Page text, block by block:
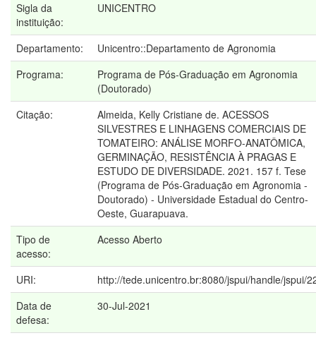
Sigla da
instituição:
UNICENTRO
Departamento:
Unicentro::Departamento de Agronomia
Programa:
Programa de Pós-Graduação em Agronomia
(Doutorado)
Citação:
Almeida, Kelly Cristiane de. ACESSOS
SILVESTRES E LINHAGENS COMERCIAIS DE
TOMATEIRO: ANÁLISE MORFO-ANATÔMICA,
GERMINAÇÃO, RESISTÊNCIA À PRAGAS E
ESTUDO DE DIVERSIDADE. 2021. 157 f. Tese
(Programa de Pós-Graduação em Agronomia -
Doutorado) - Universidade Estadual do Centro-
Oeste, Guarapuava.
Tipo de
acesso:
Acesso Aberto
URI:
http://tede.unicentro.br:8080/jspui/handle/jspui/
Data de
defesa:
30-Jul-2021